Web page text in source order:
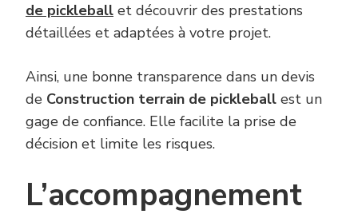
de pickleball et découvrir des prestations
détaillées et adaptées à votre projet.
Ainsi, une bonne transparence dans un devis
de Construction terrain de pickleball est un
gage de confiance. Elle facilite la prise de
décision et limite les risques.
L’accompagnement